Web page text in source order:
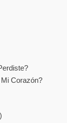
Corazón?